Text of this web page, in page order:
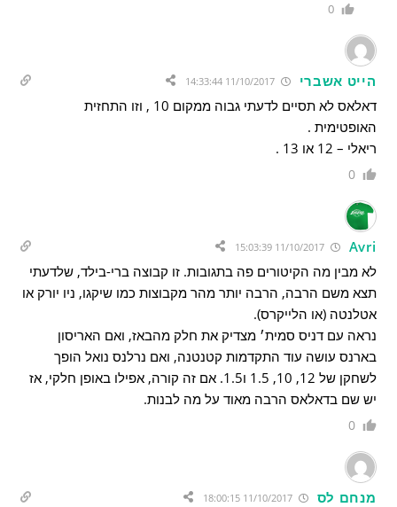
0
הייט אשברי 11/10/2017 14:33:44
דאלאס לא תסיים לדעתי גבוה ממקום 10 , וזו התחזית
האופטימית .
ריאלי – 12 או 13 .
0
Avri
11/10/2017 15:03:39
לא מבין מה הקיטורים פה בתגובות. זו קבוצה ברי-בילד, שלדעתי
תצא משם הרבה, הרבה יותר מהר מקבוצות כמו שיקגו, ניו יורק או
אטלנטה (או הלייקרס).
נראה עם דניס סמית׳ מצדיק את חלק מהבאז, ואם האריסון
בארנס עושה עוד התקדמות קטנטנה, ואם נרלנס נואל הופך
לשחקן של 12, 10, 1.5 ו1.5. אם זה קורה, אפילו באופן חלקי, אז
יש שם בדאלאס הרבה מאוד על מה לבנות.
0
מנחם לס 11/10/2017 18:00:15